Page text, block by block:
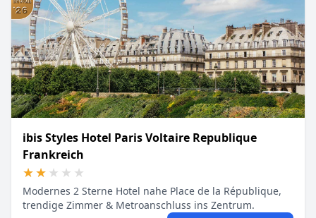
ibis Styles Hotel Paris Voltaire Republique
Frankreich
★★★★★
★★★★★
Modernes 2 Sterne Hotel nahe Place de la République,
trendige Zimmer & Metroanschluss ins Zentrum.